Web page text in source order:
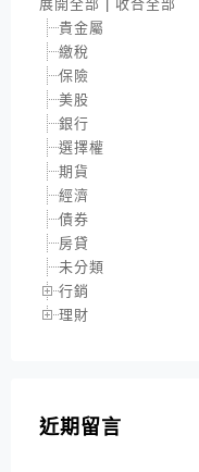
展開全部
收合全部
貴金屬
繳稅
保險
美股
銀行
選擇權
期貨
經濟
債券
房貸
未分類
行銷
理財
近期留言